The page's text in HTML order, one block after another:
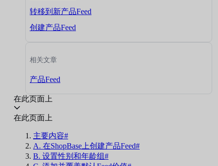
转移到新产品Feed
创建产品Feed
相关文章
产品Feed
在此页面上
在此页面上
主要内容#
A. 在ShopBase上创建产品Feed#
B. 设置性别和年龄组#